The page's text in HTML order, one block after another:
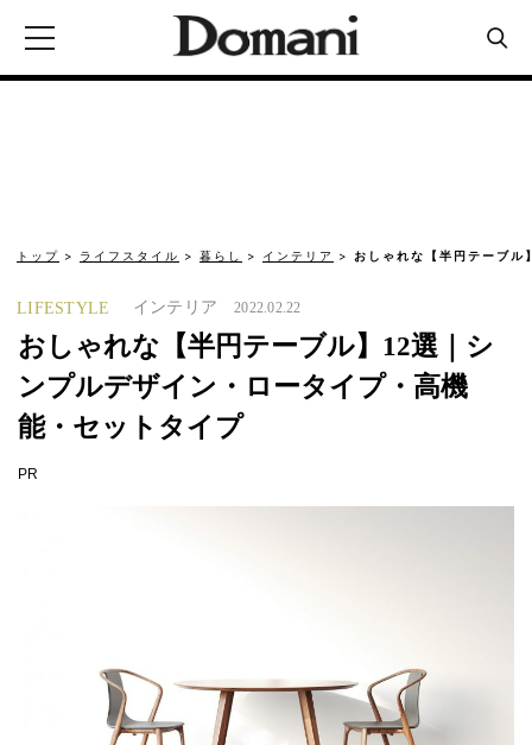
トップ ライフスタイル 暮らし インテリア おしゃれな【半円テーブ
LIFESTYLE インテリア 2022.02.22
おしゃれな【半円テーブル】12選｜シ
ンプルデザイン・ロータイプ・高機
能・セットタイプ
PR